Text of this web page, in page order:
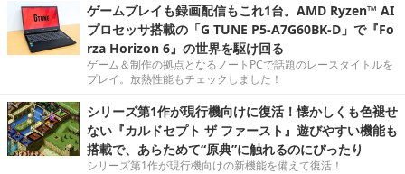
ゲームプレイも録画配信もこれ1台。AMD Ryzen™ AI
プロセッサ搭載の「G TUNE P5-A7G60BK-D」で『Fo
rza Horizon 6』の世界を駆け回る
ゲーム＆制作の拠点となるノートPCで話題のレースタイトルを
プレイ。放熱性能もチェックしました！
シリーズ第1作が現行機向けに復活！懐かしくも色褪せ
ない『カルドセプト ザ ファースト』遊びやすい機能も
搭載で、あらためて“原典”に触れるのにぴったり
シリーズ第1作が現行機向けの新機能を備えて復活！